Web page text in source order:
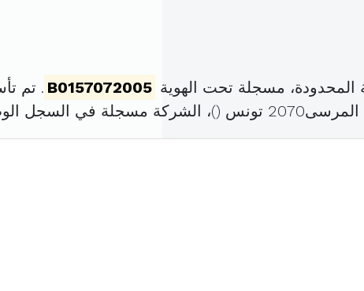
مسجلة تحت الهوية B0157072005 . تم تأسيسها في
)، الشركة مسجلة في السجل